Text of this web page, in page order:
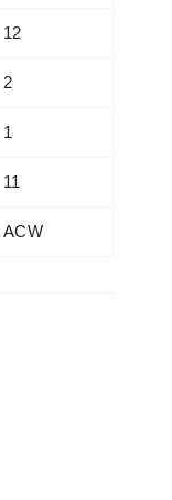
12
2
1
11
ACW